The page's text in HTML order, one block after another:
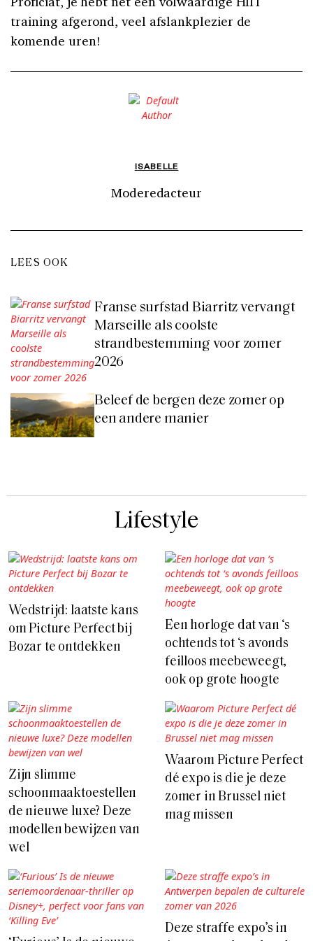
training afgerond, veel afslankplezier de
komende uren!
ISABELLE
Moderedacteur
LEES OOK
Franse surfstad Biarritz vervangt
Marseille als coolste
strandbestemming voor zomer
2026
Beleef de bergen deze zomer op
een andere manier
Lifestyle
Wedstrijd: laatste kans
om Picture Perfect bij
Bozar te ontdekken
Een horloge dat van ‘s
ochtends tot ‘s avonds
feilloos meebeweegt,
ook op grote hoogte
Zijn slimme
schoonmaaktoestellen
de nieuwe luxe? Deze
modellen bewijzen van
wel
Waarom Picture Perfect
dé expo is die je deze
zomer in Brussel niet
mag missen
Deze straffe expo’s in